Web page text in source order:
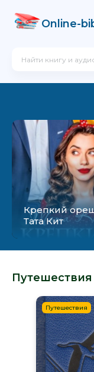
Крепкий
Тата Кит
Путешествия
Путешествия